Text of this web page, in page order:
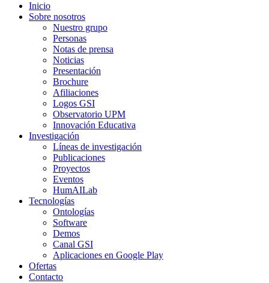
Inicio
Sobre nosotros
Nuestro grupo
Personas
Notas de prensa
Noticias
Presentación
Brochure
Afiliaciones
Logos GSI
Observatorio UPM
Innovación Educativa
Investigación
Líneas de investigación
Publicaciones
Proyectos
Eventos
HumAILab
Tecnologías
Ontologías
Software
Demos
Canal GSI
Aplicaciones en Google Play
Ofertas
Contacto